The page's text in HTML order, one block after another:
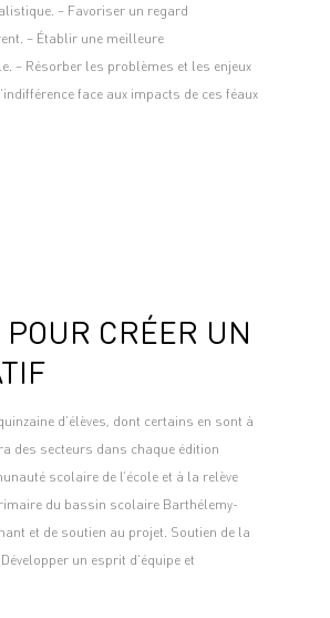
– Favoriser un regard
– Établir une meilleure
– Résorber les problèmes et les enjeux
face aux impacts de ces féaux
CRÉER UN
d’élèves, dont certains en sont à
des secteurs dans chaque édition
scolaire de l’école et à la relève
du bassin scolaire Barthélemy-
et de soutien au projet. Soutien de la
un esprit d’équipe et